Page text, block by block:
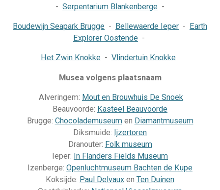
- Serpentarium Blankenberge -
Boudewijn Seapark Brugge - Bellewaerde Ieper -
Earth
Explorer Oostende -
Het Zwin Knokke- Vlindertuin Knokke
Musea volgens plaatsnaam
Alveringem: Mout en Brouwhuis De Snoek
Beauvoorde: Kasteel Beauvoorde
Brugge: Chocolademuseum en Diamantmuseum
Diksmuide: Ijzertoren
Dranouter: Folk museum
Ieper: In Flanders Fields Museum
Izenberge: Openluchtmuseum Bachten de Kupe
Koksijde: Paul Delvaux en Ten Duinen